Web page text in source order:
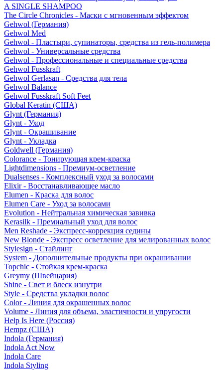
A SINGLE SHAMPOO
The Circle Chronicles - Маски с мгновенным эффектом
Gehwol (Германия)
Gehwol Med
Gehwol - Пластыри, супинаторы, средства из гель-полимера
Gehwol - Универсальные средства
Gehwol - Профессиональные и специальные средства
Gehwol Fusskraft
Gehwol Gerlasan - Средства для тела
Gehwol Balance
Gehwol Fusskraft Soft Feet
Global Keratin (США)
Glynt (Германия)
Glynt - Уход
Glynt - Окрашивание
Glynt - Укладка
Goldwell (Германия)
Colorance - Тонирующая крем-краска
Lightdimensions - Премиум-осветление
Dualsenses - Комплексный уход за волосами
Elixir - Восстанавливающее масло
Elumen - Краска для волос
Elumen Care - Уход за волосами
Evolution - Нейтральная химическая завивка
Kerasilk - Премиальный уход для волос
Men Reshade - Экспресс-коррекция седины
New Blonde - Экспресс осветление для мелированных волос
Stylesign - Стайлинг
System - Дополнительные продукты при окрашивании
Topchic - Стойкая крем-краска
Greymy (Швейцария)
Shine - Свет и блеск изнутри
Style - Средства укладки волос
Color - Линия для окрашенных волос
Volume - Линия для объема, эластичности и упругости
Help Is Here (Россия)
Hempz (США)
Indola (Германия)
Indola Act Now
Indola Care
Indola Styling